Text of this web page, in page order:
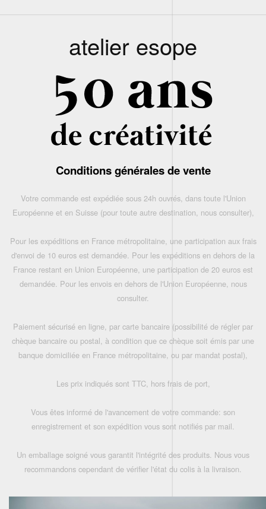
atelier esope
Conditions générales de vente
Votre commande est expédiée sous 24h ouvrés, dans toute l'Union
Européenne et en Suisse (pour toute autre destination, nous consulter),
Pour les expéditions en France métropolitaine, une participation aux frais
d'envoi de 10 euros est demandée. Pour les expéditions en dehors de la
France restant en Union Européenne, une participation de 20 euros est
demandée. Pour les envois en dehors de l'Union Européenne, nous
consulter.
Paiement sécurisé en ligne, par carte bancaire (possibilité de régler par
chèque bancaire ou postal, à condition que ce chèque soit émis par une
banque domiciliée en France métropolitaine, ou par mandat postal),
Les prix indiqués sont TTC, hors frais de port,
Vous êtes informé de l'avancement de votre commande: son
enregistrement et son expédition vous sont notifiés par mail.
Un emballage soigné vous garantit l'intégrité des produits. Nous vous
recommandons cependant de vérifier l'état du colis à la livraison.